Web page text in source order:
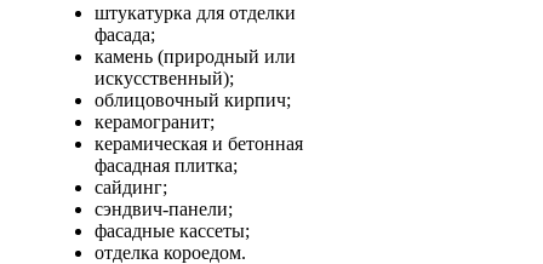
штукатурка для отделки
фасада;
камень (природный или
искусственный);
облицовочный кирпич;
керамогранит;
керамическая и бетонная
фасадная плитка;
сайдинг;
сэндвич-панели;
фасадные кассеты;
отделка короедом.